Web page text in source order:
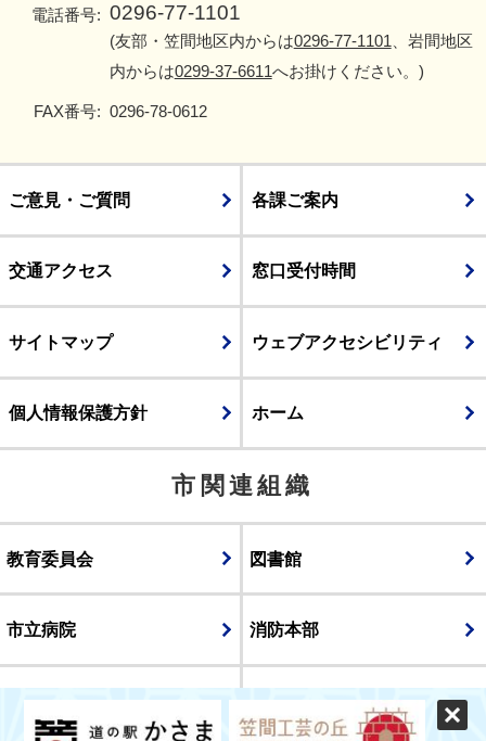
電話番号: 0296-77-1101
(友部・笠間地区内からは0296-77-1101 、岩間地区
内からは0299-37-6611へお掛けください。)
FAX番号: 0296-78-0612
ご意見・ご質問 各課ご案内
交通アクセス 窓口受付時間
サイトマップ ウェブアクセシビリティ
個人情報保護方針 ホーム
市関連組織
教育委員会 図書館
市立病院 消防本部
議会